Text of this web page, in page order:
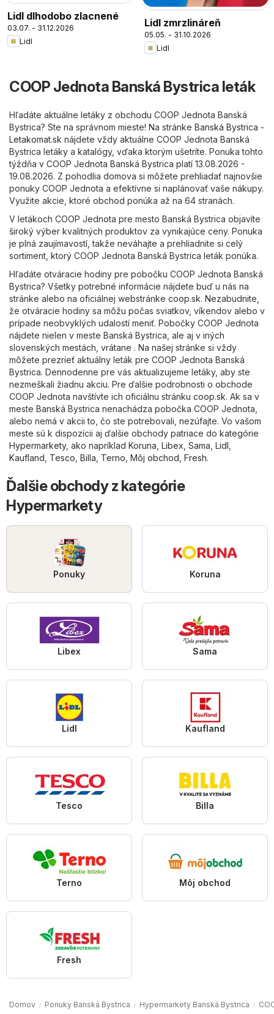
Lidl dlhodobo zlacnené
03.07. - 31.12.2026
Lidl
Lidl zmrzlináreň
05.05. - 31.10.2026
Lidl
COOP Jednota Banská Bystrica leták
Hľadáte aktuálne letáky z obchodu COOP Jednota Banská
Bystrica? Ste na správnom mieste! Na stránke Banská Bystrica -
Letakomat.sk nájdete vždy aktuálne COOP Jednota Banská
Bystrica letáky a katalógy, vďaka ktorým ušetríte. Ponuka tohto
týždňa v COOP Jednota Banská Bystrica platí 13.08.2026 -
19.08.2026. Z pohodlia domova si môžete prehliadať najnovšie
ponuky COOP Jednota a efektívne si naplánovať vaše nákupy.
Využite akcie, ktoré obchod ponúka až na 64 stranách.
V letákoch COOP Jednota pre mesto Banská Bystrica objavíte
široký výber kvalitných produktov za vynikajúce ceny. Ponuka
je plná zaujímavostí, takže neváhajte a prehliadnite si celý
sortiment, ktorý COOP Jednota Banská Bystrica leták ponúka.
Hľadáte otváracie hodiny pre pobočku COOP Jednota Banská
Bystrica? Všetky potrebné informácie nájdete buď u nás na
stránke alebo na oficiálnej webstránke coop.sk. Nezabudnite,
že otváracie hodiny sa môžu počas sviatkov, víkendov alebo v
prípade neobvyklých udalostí meniť. Pobočky COOP Jednota
nájdete nielen v meste Banská Bystrica, ale aj v iných
slovenských mestách, vrátane . Na našej stránke si vždy
môžete prezrieť aktuálny leták pre COOP Jednota Banská
Bystrica. Dennodenne pre vás aktualizujeme letáky, aby ste
nezmeškali žiadnu akciu. Pre ďalšie podrobnosti o obchode
COOP Jednota navštívte ich oficiálnu stránku coop.sk. Ak sa v
meste Banská Bystrica nenachádza pobočka COOP Jednota,
alebo nemá v akcii to, čo ste potrebovali, nezúfajte. Vo vašom
meste sú k dispozícii aj ďalšie obchody patriace do kategórie
Hypermarkety, ako napríklad Koruna, Libex, Sama, Lidl,
Kaufland, Tesco, Billa, Terno, Môj obchod, Fresh.
Ďalšie obchody z kategórie
Hypermarkety
Ponuky Koruna
Libex Sama
Lidl Kaufland
Tesco Billa
Terno Môj obchod
Fresh
Domov Ponuky Banská Bystrica Hypermarkety Banská Bystrica